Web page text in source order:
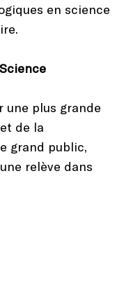
en science
une plus grande
de la
grand public,
relève dans